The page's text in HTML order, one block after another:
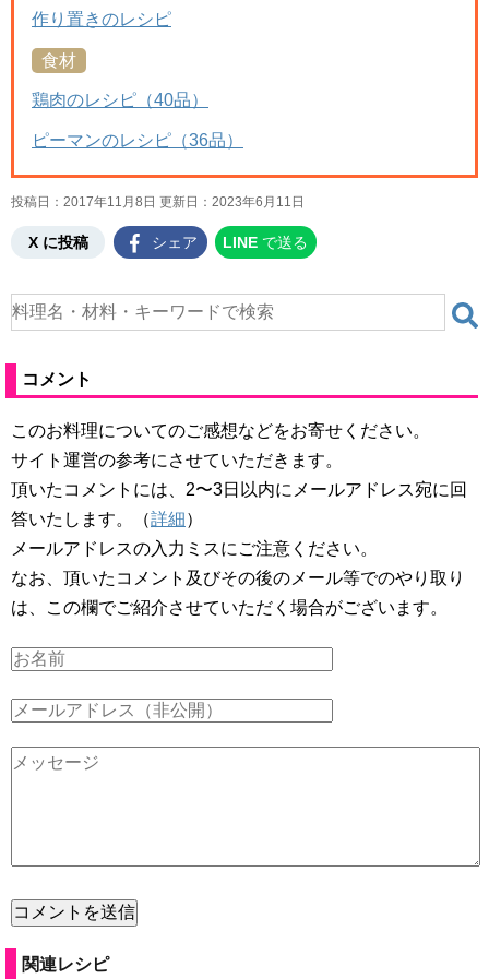
作り置きのレシピ
食材
鶏肉のレシピ（40品）
ピーマンのレシピ（36品）
投稿日：2017年11月8日 更新日： 2023年6月11日
X に投稿 シェア LINE で送る
コメント
このお料理についてのご感想などをお寄せください。
サイト運営の参考にさせていただきます。
頂いたコメントには、2〜3日以内にメールアドレス宛に回
答いたします。（詳細）
メールアドレスの入力ミスにご注意ください。
なお、頂いたコメント及びその後のメール等でのやり取り
は、この欄でご紹介させていただく場合がございます。
関連レシピ